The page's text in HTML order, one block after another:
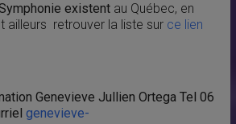
existentau Québec, en
ailleurs retrouver la liste surce lien
Genevieve Jullien Ortega Tel 06
genevieve-